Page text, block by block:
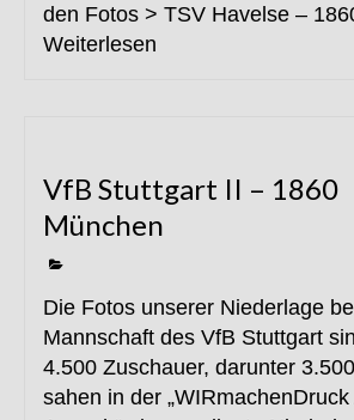
den Fotos > TSV Havelse –
Weiterlesen
VfB Stuttgart II – 1860
München
Die Fotos unserer Niederlage
Mannschaft des VfB Stuttgart
4.500 Zuschauer, darunter
sahen in der